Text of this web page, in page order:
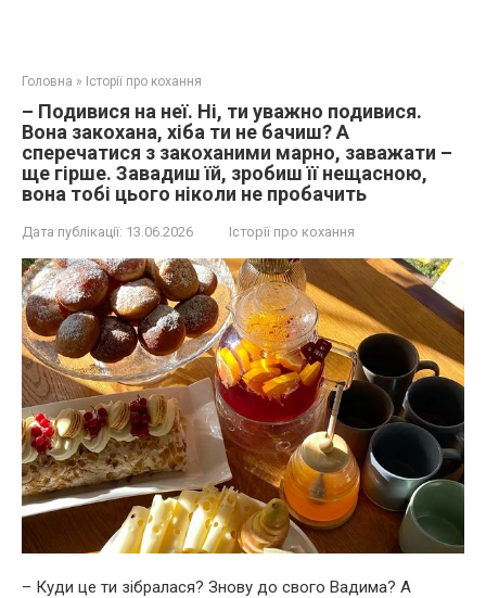
Головна » Історії про кохання
– Подивися на неї. Ні, ти уважно подивися.
Вона закохана, хіба ти не бачиш? А
сперечатися з закоханими марно, заважати –
ще гірше. Завадиш їй, зробиш її нещасною,
вона тобі цього ніколи не пробачить
Дата публікації: 13.06.2026 Історії про кохання
– Куди це ти зібралася? Знову до свого Вадима? А